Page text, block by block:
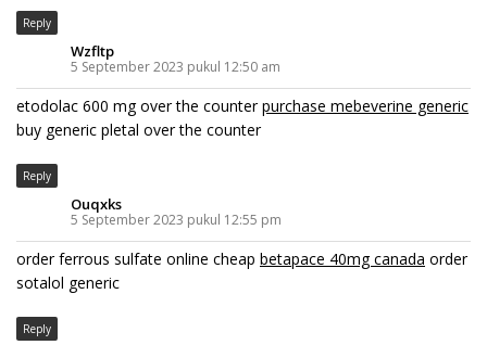
Reply
Wzfltp
5 September 2023 pukul 12:50 am
etodolac 600 mg over the counterpurchase mebeverine generic
buy generic pletal over the counter
Reply
Ouqxks
5 September 2023 pukul 12:55 pm
order ferrous sulfate online cheap betapace 40mg canada order
sotalol generic
Reply